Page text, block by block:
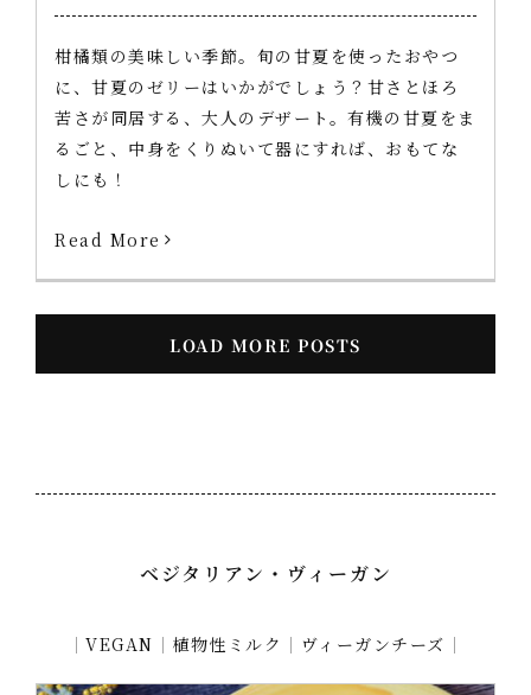
柑橘類の美味しい季節。旬の甘夏を使ったおやつ
に、甘夏のゼリーはいかがでしょう？甘さとほろ
苦さが同居する、大人のデザート。有機の甘夏をま
るごと、中身をくりぬいて器にすれば、おもてな
しにも！
Read More
LOAD MORE POSTS
ベジタリアン・ヴィーガン
｜VEGAN ｜ 植物性ミルク ｜ ヴィーガンチーズ ｜